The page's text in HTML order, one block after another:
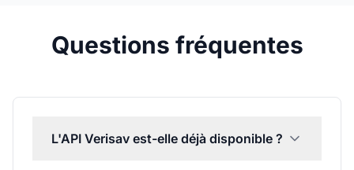
Questions fréquentes
L'API Verisav est-elle déjà disponible ?